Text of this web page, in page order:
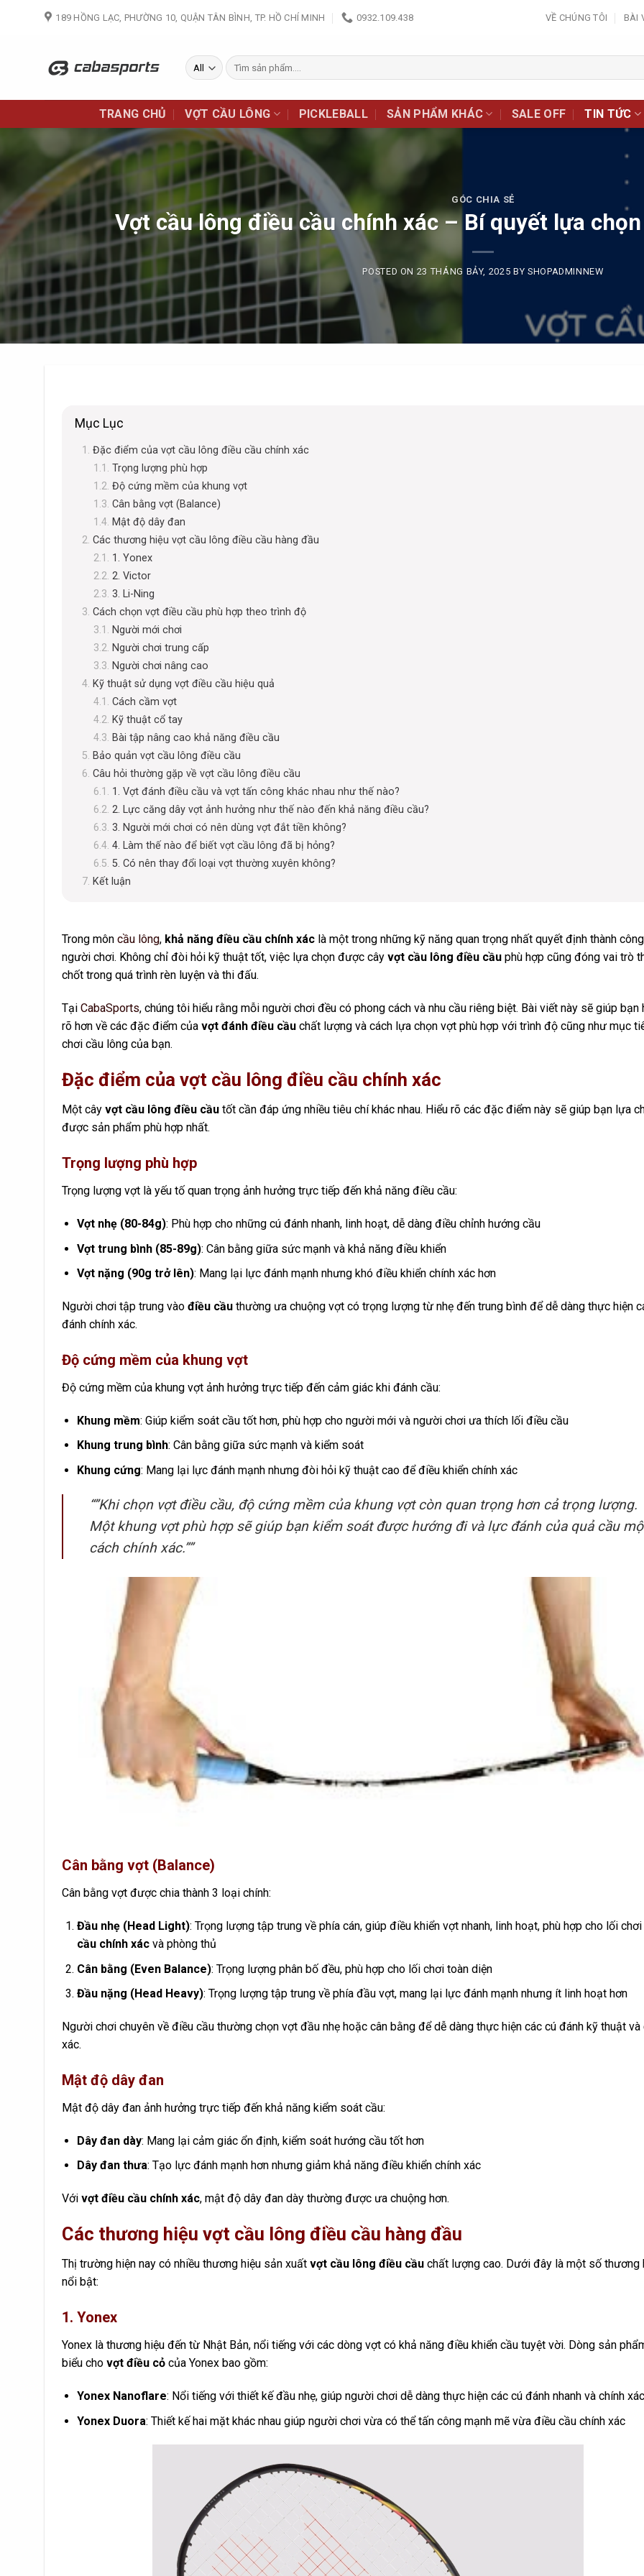
189 HỒNG LẠC, PHƯỜNG 10, QUẬN TÂN BÌNH, TP. HỒ CHÍ MINH 0932.109.438 VỀ CHÚNG TÔI BÀI
Tìm
kiếm:
TRANG CHỦ VỢT CẦU LÔNG PICKLEBALL SẢN PHẨM KHÁC SALE OFF TIN TỨC
GÓC CHIA SẺ
Vợt cầu lông điều cầu chính xác – Bí quyết lựa
POSTED ON 23 THÁNG BẢY, 2025 BY SHOPADMINNEW
Mục Lục
Đặc điểm của vợt cầu lông điều cầu chính xác
Trọng lượng phù hợp
Độ cứng mềm của khung vợt
Cân bằng vợt (Balance)
Mật độ dây đan
Các thương hiệu vợt cầu lông điều cầu hàng đầu
1. Yonex
2. Victor
3. Li-Ning
Cách chọn vợt điều cầu phù hợp theo trình độ
Người mới chơi
Người chơi trung cấp
Người chơi nâng cao
Kỹ thuật sử dụng vợt điều cầu hiệu quả
Cách cầm vợt
Kỹ thuật cổ tay
Bài tập nâng cao khả năng điều cầu
Bảo quản vợt cầu lông điều cầu
Câu hỏi thường gặp về vợt cầu lông điều cầu
1. Vợt đánh điều cầu và vợt tấn công khác nhau như thế nào?
2. Lực căng dây vợt ảnh hưởng như thế nào đến khả năng điều cầu?
3. Người mới chơi có nên dùng vợt đắt tiền không?
4. Làm thế nào để biết vợt cầu lông đã bị hỏng?
5. Có nên thay đổi loại vợt thường xuyên không?
Kết luận
Trong môn cầu lông, khả năng điều cầu chính xác là một trong những kỹ năng quan trọng nhất quyết định thành
người chơi. Không chỉ đòi hỏi kỹ thuật tốt, việc lựa chọn được cây vợt cầu lông điều cầu phù hợp cũng đóng vai trò
chốt trong quá trình rèn luyện và thi đấu.
Tại CabaSports, chúng tôi hiểu rằng mỗi người chơi đều có phong cách và nhu cầu riêng biệt. Bài viết này sẽ giúp bạn
rõ hơn về các đặc điểm của vợt đánh điều cầu chất lượng và cách lựa chọn vợt phù hợp với trình độ cũng như mục
chơi cầu lông của bạn.
Đặc điểm của vợt cầu lông điều cầu chính xác
Một cây vợt cầu lông điều cầu tốt cần đáp ứng nhiều tiêu chí khác nhau. Hiểu rõ các đặc điểm này sẽ giúp bạn lựa
được sản phẩm phù hợp nhất.
Trọng lượng phù hợp
Trọng lượng vợt là yếu tố quan trọng ảnh hưởng trực tiếp đến khả năng điều cầu:
Vợt nhẹ (80-84g): Phù hợp cho những cú đánh nhanh, linh hoạt, dễ dàng điều chỉnh hướng cầu
Vợt trung bình (85-89g): Cân bằng giữa sức mạnh và khả năng điều khiển
Vợt nặng (90g trở lên): Mang lại lực đánh mạnh nhưng khó điều khiển chính xác hơn
Người chơi tập trung vào điều cầu thường ưa chuộng vợt có trọng lượng từ nhẹ đến trung bình để dễ dàng thực hiện
đánh chính xác.
Độ cứng mềm của khung vợt
Độ cứng mềm của khung vợt ảnh hưởng trực tiếp đến cảm giác khi đánh cầu:
Khung mềm: Giúp kiểm soát cầu tốt hơn, phù hợp cho người mới và người chơi ưa thích lối điều cầu
Khung trung bình: Cân bằng giữa sức mạnh và kiểm soát
Khung cứng: Mang lại lực đánh mạnh nhưng đòi hỏi kỹ thuật cao để điều khiển chính xác
“”Khi chọn vợt điều cầu, độ cứng mềm của khung vợt còn quan trọng hơn cả trọng lượng.
Một khung vợt phù hợp sẽ giúp bạn kiểm soát được hướng đi và lực đánh của quả cầu
cách chính xác.””
Cân bằng vợt (Balance)
Cân bằng vợt được chia thành 3 loại chính:
Đầu nhẹ (Head Light): Trọng lượng tập trung về phía cán, giúp điều khiển vợt nhanh, linh hoạt, phù hợp cho lối chơi
cầu chính xácvà phòng thủ
Cân bằng (Even Balance): Trọng lượng phân bố đều, phù hợp cho lối chơi toàn diện
Đầu nặng (Head Heavy): Trọng lượng tập trung về phía đầu vợt, mang lại lực đánh mạnh nhưng ít linh hoạt hơn
Người chơi chuyên về điều cầu thường chọn vợt đầu nhẹ hoặc cân bằng để dễ dàng thực hiện các cú đánh kỹ thuật và
xác.
Mật độ dây đan
Mật độ dây đan ảnh hưởng trực tiếp đến khả năng kiểm soát cầu:
Dây đan dày: Mang lại cảm giác ổn định, kiểm soát hướng cầu tốt hơn
Dây đan thưa: Tạo lực đánh mạnh hơn nhưng giảm khả năng điều khiển chính xác
Với vợt điều cầu chính xác, mật độ dây đan dày thường được ưa chuộng hơn.
Các thương hiệu vợt cầu lông điều cầu hàng đầu
Thị trường hiện nay có nhiều thương hiệu sản xuất vợt cầu lông điều cầu chất lượng cao. Dưới đây là một số thương
nổi bật:
1. Yonex
Yonex là thương hiệu đến từ Nhật Bản, nổi tiếng với các dòng vợt có khả năng điều khiển cầu tuyệt vời. Dòng sản
biểu cho vợt điều cỏ của Yonex bao gồm:
Yonex Nanoflare: Nổi tiếng với thiết kế đầu nhẹ, giúp người chơi dễ dàng thực hiện các cú đánh nhanh và chính xác
Yonex Duora: Thiết kế hai mặt khác nhau giúp người chơi vừa có thể tấn công mạnh mẽ vừa điều cầu chính xác